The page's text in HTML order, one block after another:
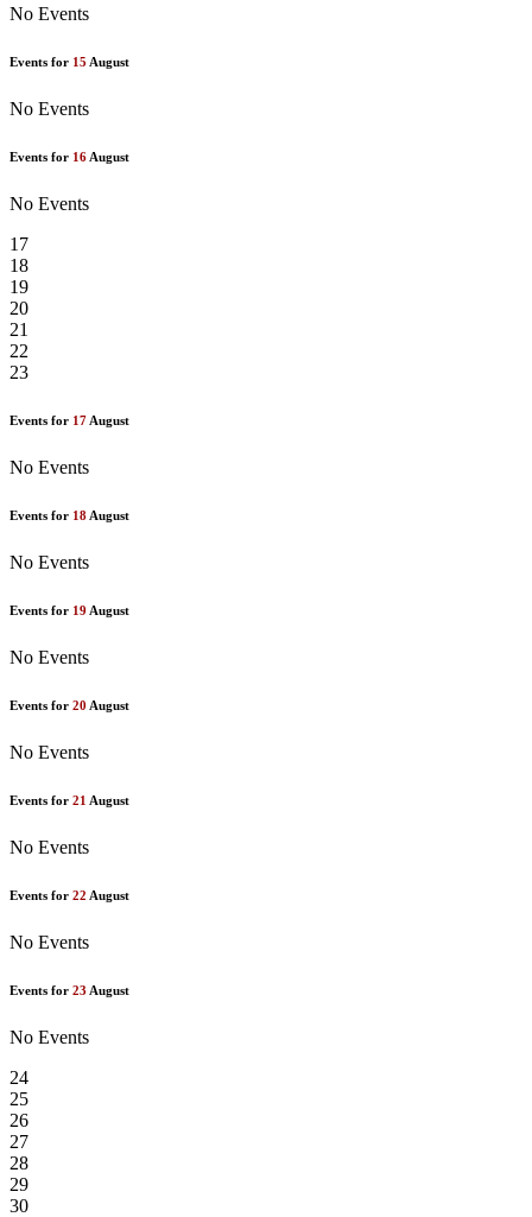
No Events
Events for 15 August
No Events
Events for 16 August
No Events
17
18
19
20
21
22
23
Events for 17 August
No Events
Events for 18 August
No Events
Events for 19 August
No Events
Events for 20 August
No Events
Events for 21 August
No Events
Events for 22 August
No Events
Events for 23 August
No Events
24
25
26
27
28
29
30